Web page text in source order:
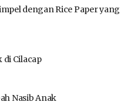
dengan Rice Paper yang
di Cilacap
Nasib Anak